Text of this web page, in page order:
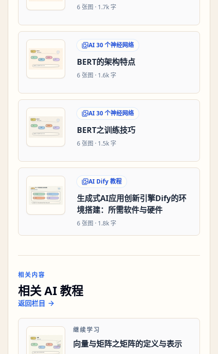
6 张图 · 1.7k 字
AI 30 个神经网络
BERT的架构特点
6 张图 · 1.6k 字
AI 30 个神经网络
BERT之训练技巧
6 张图 · 1.5k 字
AI Dify 教程
生成式AI应用创新引擎Dify的环
境搭建：所需软件与硬件
6 张图 · 1.8k 字
相关内容
相关 AI 教程
返回栏目
继续学习
向量与矩阵之矩阵的定义与表示